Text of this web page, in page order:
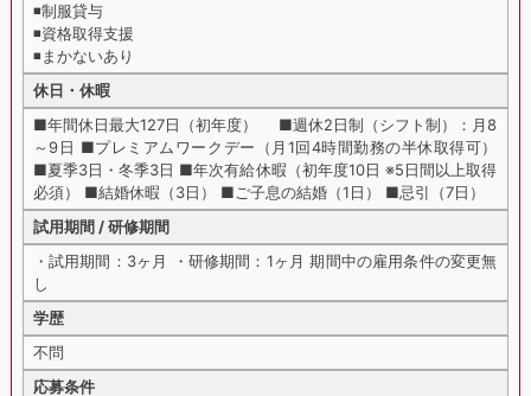
◾️制服貸与
◾️資格取得支援
◾️まかないあり
休日・休暇
■年間休日最大127日（初年度） ■週休2日制（シフト制）：月8
～9日 ■プレミアムワークデー（月1回4時間勤務の半休取得可）
■夏季3日・冬季3日 ■年次有給休暇（初年度10日 ※5日間以上取得
必須） ■結婚休暇（3日） ■ご子息の結婚（1日） ■忌引（7日）
試用期間 / 研修期間
・試用期間：3ヶ月 ・研修期間：1ヶ月 期間中の雇用条件の変更無
し
学歴
不問
応募条件